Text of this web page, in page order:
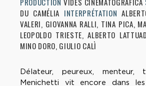
DU CAMÉLIA INTERPRÉTATION
VALERI, GIOVANNA RALLI, TINA PICA,
LEOPOLDO TRIESTE, ALBERTO
MINO DORO, GIULIO CALÌ
Délateur, peureux, menteur,
Menichetti vit encore dans